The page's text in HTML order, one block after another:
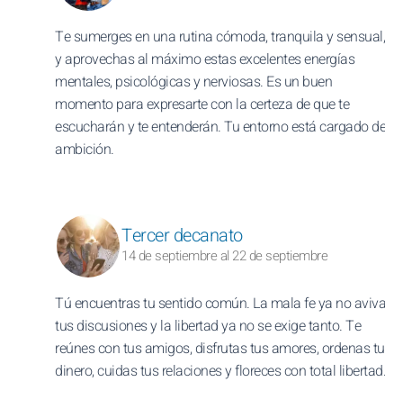
Te sumerges en una rutina cómoda, tranquila y sensual,
y aprovechas al máximo estas excelentes energías
mentales, psicológicas y nerviosas. Es un buen
momento para expresarte con la certeza de que te
escucharán y te entenderán. Tu entorno está cargado de
ambición.
Tercer decanato
14 de septiembre al 22 de septiembre
Tú encuentras tu sentido común. La mala fe ya no aviva
tus discusiones y la libertad ya no se exige tanto. Te
reúnes con tus amigos, disfrutas tus amores, ordenas tu
dinero, cuidas tus relaciones y floreces con total libertad.